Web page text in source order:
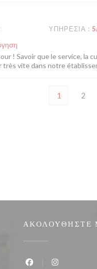
ΥΠΗΡΕΣΊΑ : 5
! Savoir que le service, la
vite dans notre
1 2
σε νέο παράθυρο))
ΑΚΟΛΟΥΘΉΣΤΕ